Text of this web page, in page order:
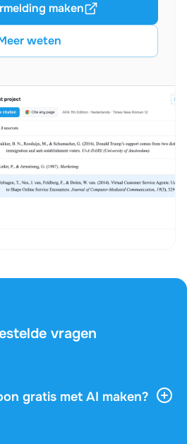
weten
maken
vragen
gratis met AI maken?